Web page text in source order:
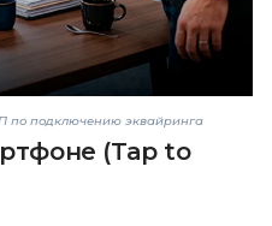
по подключению эквайринга
(Tap to